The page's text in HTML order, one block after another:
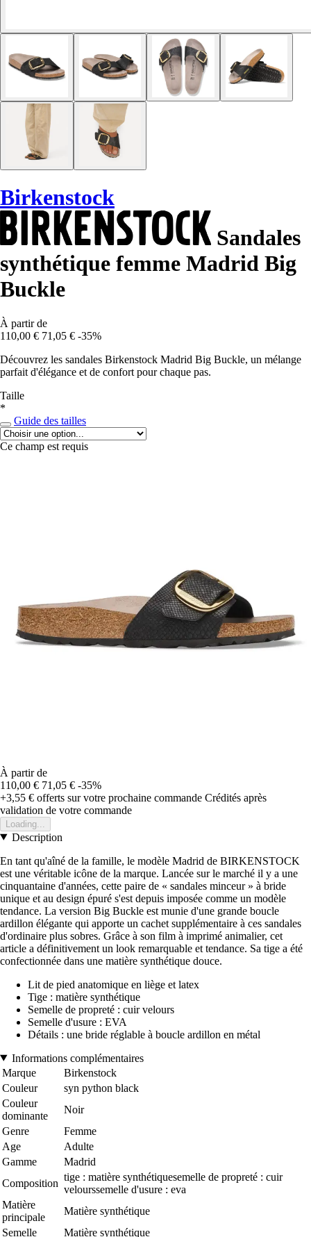
Birkenstock
Sandales
synthétique femme Madrid Big
Buckle
À partir de
110,00 € 71,05 € -35%
Découvrez les sandales Birkenstock Madrid Big Buckle, un mélange
parfait d'élégance et de confort pour chaque pas.
Taille
*
Guide des tailles
Ce champ est requis
À partir de
110,00 € 71,05 € -35%
+3,55 € offerts sur votre prochaine commande Crédités après
validation de votre commande
Loading...
Description
En tant qu'aîné de la famille, le modèle Madrid de BIRKENSTOCK
est une véritable icône de la marque. Lancée sur le marché il y a une
cinquantaine d'années, cette paire de « sandales minceur » à bride
unique et au design épuré s'est depuis imposée comme un modèle
tendance. La version Big Buckle est munie d'une grande boucle
ardillon élégante qui apporte un cachet supplémentaire à ces sandales
d'ordinaire plus sobres. Grâce à son film à imprimé animalier, cet
article a définitivement un look remarquable et tendance. Sa tige a été
confectionnée dans une matière synthétique douce.
Lit de pied anatomique en liège et latex
Tige : matière synthétique
Semelle de propreté : cuir velours
Semelle d'usure : EVA
Détails : une bride réglable à boucle ardillon en métal
Informations complémentaires
Marque
Birkenstock
Couleur
syn python black
Couleur
dominante
Noir
Genre
Femme
Age
Adulte
Gamme
Madrid
Composition
tige : matière synthétiquesemelle de propreté : cuir
velourssemelle d'usure : eva
Matière
principale
Matière synthétique
Semelle
Matière synthétique